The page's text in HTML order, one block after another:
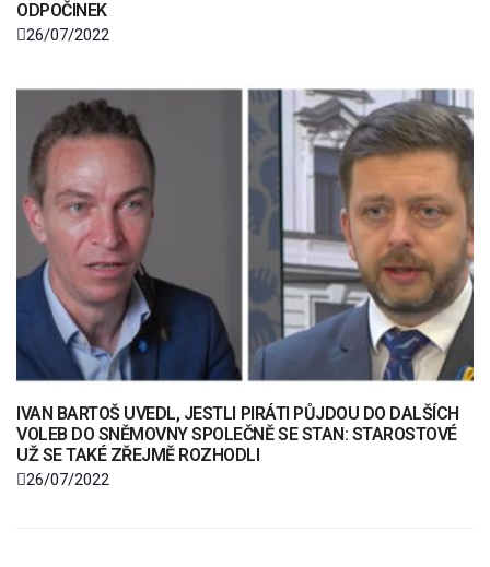
ODPOČINEK
26/07/2022
IVAN BARTOŠ UVEDL, JESTLI PIRÁTI PŮJDOU DO DALŠÍCH
VOLEB DO SNĚMOVNY SPOLEČNĚ SE STAN: STAROSTOVÉ
UŽ SE TAKÉ ZŘEJMĚ ROZHODLI
26/07/2022